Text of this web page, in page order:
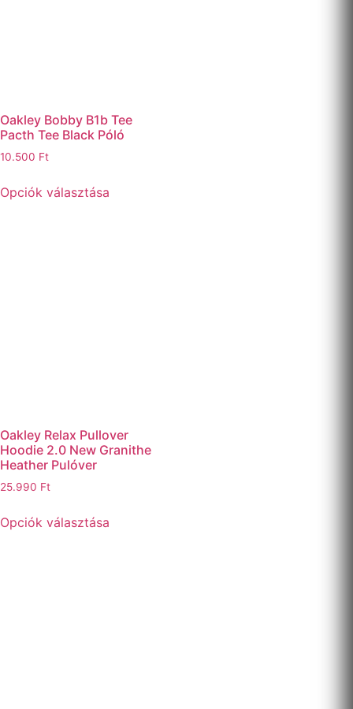
Oakley Bobby B1b Tee
Pacth Tee Black Póló
10.500 Ft
Opciók választása
Oakley Relax Pullover
Hoodie 2.0 New Granithe
Heather Pulóver
25.990 Ft
Opciók választása